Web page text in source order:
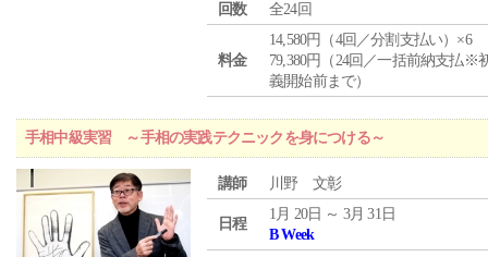
回数
全24回
料金
14,580円（4回／分割支払い）×6
79,380円（24回／一括前納支払※
義開始前まで）
手相中級実習 ～手相の実践テクニックを身につける～
講師 川野 文彰
日程
1月 20日 ～ 3月 31日
B Week